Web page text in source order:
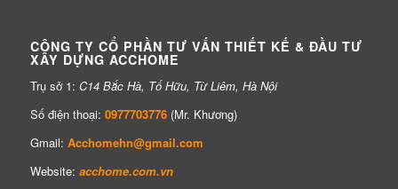
CÔNG TY CỔ PHẦN TƯ VẤN THIẾT KẾ & ĐẦU TƯ
XÂY DỰNG ACCHOME
Trụ sở 1: C14 Bắc Hà, Tố Hữu, Từ Liêm, Hà Nội
Số điện thoại: 0977703776(Mr. Khương)
Gmail: Acchomehn@gmail.com
Website: acchome.com.vn